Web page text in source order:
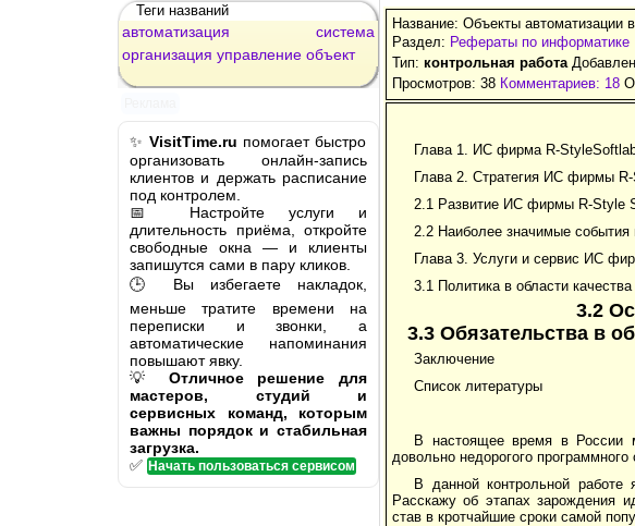
Теги названий
автоматизация
система
организация управление объект
✨ VisitTime.ru помогает быстро
организовать онлайн-запись
клиентов и держать расписание
под контролем.
📅 Настройте услуги и
длительность приёма, откройте
свободные окна — и клиенты
запишутся сами в пару кликов.
🕒 Вы избегаете накладок,
меньше тратите времени на
переписки и звонки, а
автоматические напоминания
повышают явку.
💡 Отличное решение для
мастеров, студий и
сервисных команд, которым
важны порядок и стабильная
загрузка.
✅ Начать пользоваться сервисом
Название: Объекты автоматизации
Раздел: Рефераты по информатике
Тип: контрольная работа
Просмотров: 38 Комментариев: 18
Глава 1. ИС фирма R-
Глава 2. Стратегия ИС фирмы
2.1 Развитие ИС фирмы R-Style
2.2 Наиболее значимые события
Глава 3. Услуги и сервис ИС
3.1 Политика в области качества
3.2
3.3 Обязательства в
Заключение
Список литературы
В настоящее время в России
довольно недорогого
В данной контрольной
Расскажу об этапах зарождения
став в кротчайшие сроки самой